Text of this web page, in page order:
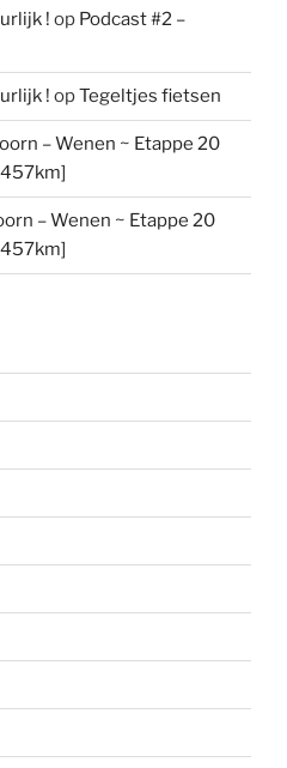
! op Podcast #2 –
! opTegeltjes fietsen
– Wenen ~ Etappe 20
– Wenen ~ Etappe 20